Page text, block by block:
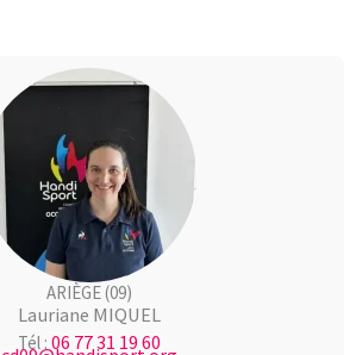
ARIÈGE (09)
Lauriane MIQUEL
Tél : 06 77 31 19 60